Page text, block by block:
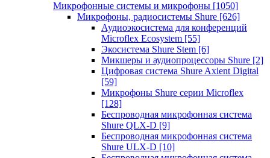
Микрофонные системы и микрофоны [1050]
Микрофоны, радиосистемы Shure [626]
Аудиоэкосистема для конференций
Microflex Ecosystem [55]
Экосистема Shure Stem [6]
Микшеры и аудиопроцессоры Shure [2]
Цифровая система Shure Axient Digital
[59]
Микрофоны Shure серии Microflex
[128]
Беспроводная микрофонная система
Shure QLX-D [9]
Беспроводная микрофонная система
Shure ULX-D [10]